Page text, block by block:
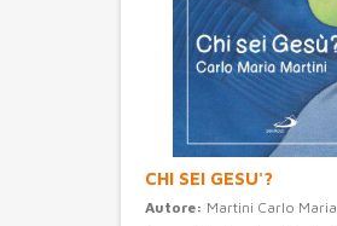
CHI SEI GESU'?
Autore: Martini Carlo Maria